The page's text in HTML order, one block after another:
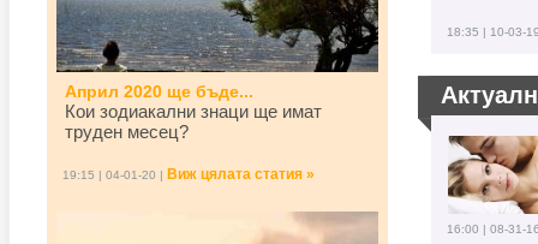
Април 2020 ще бъде...
Кои зодиакални знаци ще имат
труден месец?
19:15 | 04-01-20 | Виж цялата статия »
18:35 | 10-03-
16:00 | 08-31-